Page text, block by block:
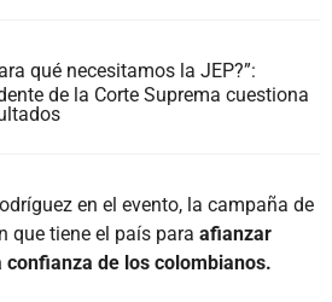
qué necesitamos la JEP?”:
de la Corte Suprema cuestiona
en el evento, la campaña de
que tiene el país para afianzar
confianza de los colombianos.